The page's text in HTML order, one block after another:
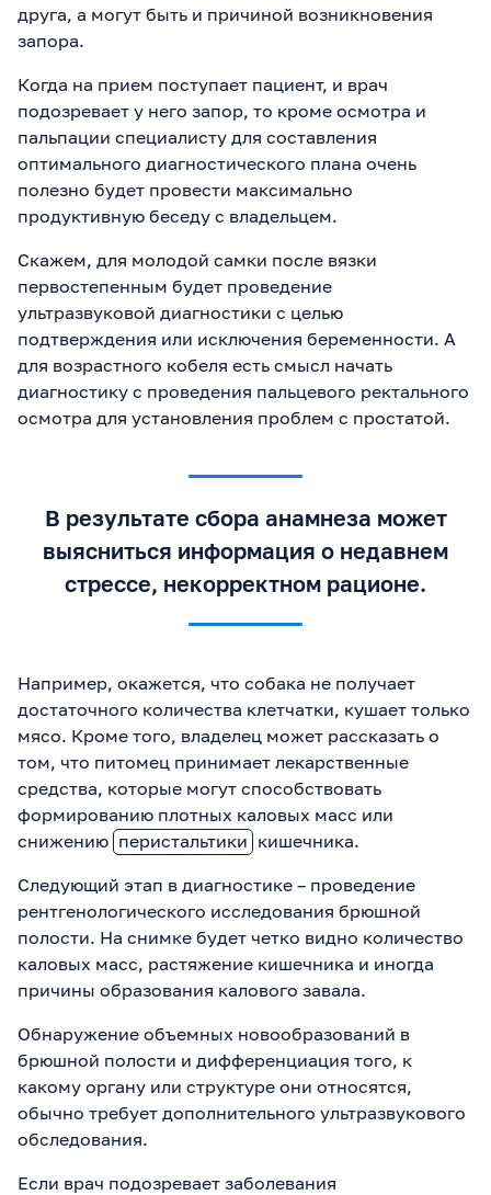
друга, а могут быть и причиной возникновения
запора.
Когда на прием поступает пациент, и врач
подозревает у него запор, то кроме осмотра и
пальпации специалисту для составления
оптимального диагностического плана очень
полезно будет провести максимально
продуктивную беседу с владельцем.
Скажем, для молодой самки после вязки
первостепенным будет проведение
ультразвуковой диагностики с целью
подтверждения или исключения беременности. А
для возрастного кобеля есть смысл начать
диагностику с проведения пальцевого ректального
осмотра для установления проблем с простатой.
В результате сбора анамнеза может
выясниться информация о недавнем
стрессе, некорректном рационе.
Например, окажется, что собака не получает
достаточного количества клетчатки, кушает только
мясо. Кроме того, владелец может рассказать о
том, что питомец принимает лекарственные
средства, которые могут способствовать
формированию плотных каловых масс или
снижению перистальтики кишечника.
Следующий этап в диагностике – проведение
рентгенологического исследования брюшной
полости. На снимке будет четко видно количество
каловых масс, растяжение кишечника и иногда
причины образования калового завала.
Обнаружение объемных новообразований в
брюшной полости и дифференциация того, к
какому органу или структуре они относятся,
обычно требует дополнительного ультразвукового
обследования.
Если врач подозревает заболевания